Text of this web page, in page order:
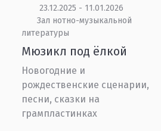
23.12.2025 - 11.01.2026
Зал нотно-музыкальной
литературы
Мюзикл под ёлкой
Новогодние и
рождественские сценарии,
песни, сказки на
грампластинках